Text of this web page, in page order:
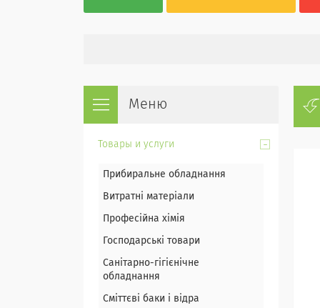
Товары и услуги
Прибиральне обладнання
Витратні матеріали
Професійна хімія
Господарські товари
Санітарно-гігієнічне
обладнання
Сміттєві баки і відра